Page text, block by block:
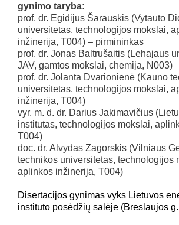
gynimo taryba:
prof. dr. Egidijus Šarauskis (Vytauto
universitetas, technologijos mokslai,
inžinerija, T004) – pirmininkas
prof. dr. Jonas Baltrušaitis (Lehajaus
JAV, gamtos mokslai, chemija, N003)
prof. dr. Jolanta Dvarionienė (Kauno
universitetas, technologijos mokslai,
inžinerija, T004)
vyr. m. d. dr. Darius Jakimavičius
institutas, technologijos mokslai,
T004)
doc. dr. Alvydas Zagorskis (Vilniaus
technikos universitetas, technologijos
aplinkos inžinerija, T004)
Disertacijos gynimas vyks Lietuvos
instituto posėdžių salėje (Breslaujos